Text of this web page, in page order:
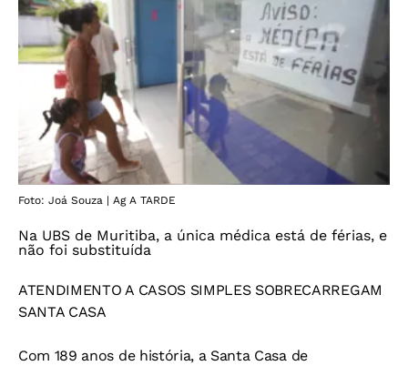
Foto: Joá Souza | Ag A TARDE
Na UBS de Muritiba, a única médica está de férias, e
não foi substituída
ATENDIMENTO A CASOS SIMPLES SOBRECARREGAM
SANTA CASA
Com 189 anos de história, a Santa Casa de